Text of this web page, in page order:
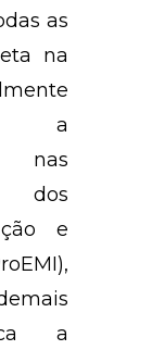
as
na
a
nas
dos
e
a